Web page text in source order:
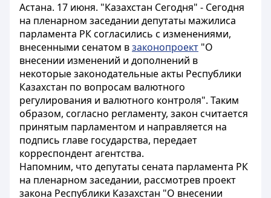
Астана. 17 июня. "Казахстан Сегодня" - Сегодня
на пленарном заседании депутаты мажилиса
парламента РК согласились с изменениями,
внесенными сенатом взаконопроект "О
внесении изменений и дополнений в
некоторые законодательные акты Республики
Казахстан по вопросам валютного
регулирования и валютного контроля". Таким
образом, согласно регламенту, закон считается
принятым парламентом и направляется на
подпись главе государства, передает
корреспондент агентства.
Напомним, что депутаты сената парламента РК
на пленарном заседании, рассмотрев проект
закона Республики Казахстан "О внесении